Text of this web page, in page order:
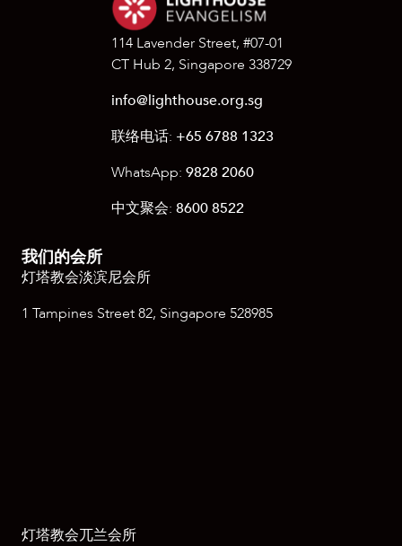
114 Lavender Street, #07-01
CT Hub 2, Singapore 338729
info@lighthouse.org.sg
联络电话: +65 6788 1323
WhatsApp: 9828 2060
中文聚会: 8600 8522
我们的会所
灯塔教会淡滨尼会所
1 Tampines Street 82, Singapore 528985
灯塔教会兀兰会所